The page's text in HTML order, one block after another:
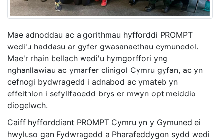
Mae adnoddau ac algorithmau hyfforddi PROMPT
wedi'u haddasu ar gyfer gwasanaethau cymunedol.
Mae'r rhain bellach wedi'u hymgorffori yng
nghanllawiau ac ymarfer clinigol Cymru gyfan, ac yn
cefnogi bydwragedd i adnabod ac ymateb yn
effeithlon i sefyllfaoedd brys er mwyn optimeiddio
diogelwch.
Caiff hyfforddiant PROMPT Cymru yn y Gymuned ei
hwyluso gan Fydwragedd a Pharafeddygon sydd wedi